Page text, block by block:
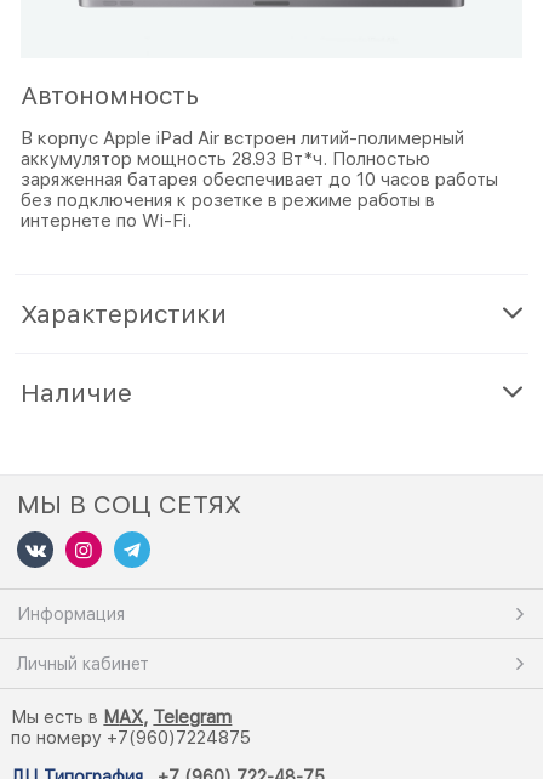
Автономность
В корпус Apple iPad Air встроен литий-полимерный
аккумулятор мощность 28.93 Вт*ч. Полностью
заряженная батарея обеспечивает до 10 часов работы
без подключения к розетке в режиме работы в
интернете по Wi-Fi.
Характеристики
Наличие
МЫ В СОЦ СЕТЯХ
Информация
Личный кабинет
Мы есть в MAX, Telegram
по номеру +7(960)7224875